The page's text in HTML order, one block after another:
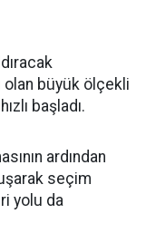
olan büyük ölçekli
başladı.
ardından
seçim
yolu da